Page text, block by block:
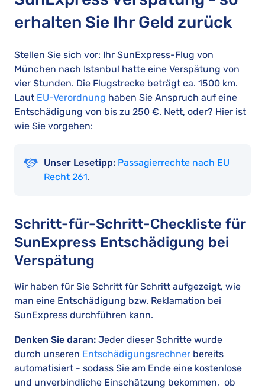
erhalten Sie Ihr Geld zurück
Stellen Sie sich vor: Ihr SunExpress-Flug von
München nach Istanbul hatte eine Verspätung von
vier Stunden. Die Flugstrecke beträgt ca. 1500 km.
Laut EU-Verordnung haben Sie Anspruch auf eine
Entschädigung von bis zu 250 €. Nett, oder? Hier ist
wie Sie vorgehen:
Unser Lesetipp: Passagierrechte nach EU
Recht 261.
Schritt-für-Schritt-Checkliste für
SunExpress Entschädigung bei
Verspätung
Wir haben für Sie Schritt für Schritt aufgezeigt, wie
man eine Entschädigung bzw. Reklamation bei
SunExpress durchführen kann.
Denken Sie daran: Jeder dieser Schritte wurde
durch unseren Entschädigungsrechner bereits
automatisiert - sodass Sie am Ende eine kostenlose
und unverbindliche Einschätzung bekommen, ob